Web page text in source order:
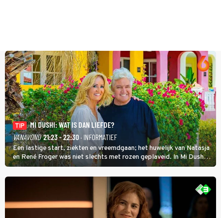
TIP
MI DUSHI: WAT IS DAN LIEFDE?
VANAVOND 21:23 - 22:30 · INFORMATIEF
Een lastige start, ziekten en vreemdgaan; het huwelijk van Natasja
en René Froger was niet slechts met rozen geplaveid. In Mi Dushi:
Wat Is Dan Liefde? neemt Wilfred Genee het showbizzkoppel mee
uit vissen om het over de liefde te hebben.